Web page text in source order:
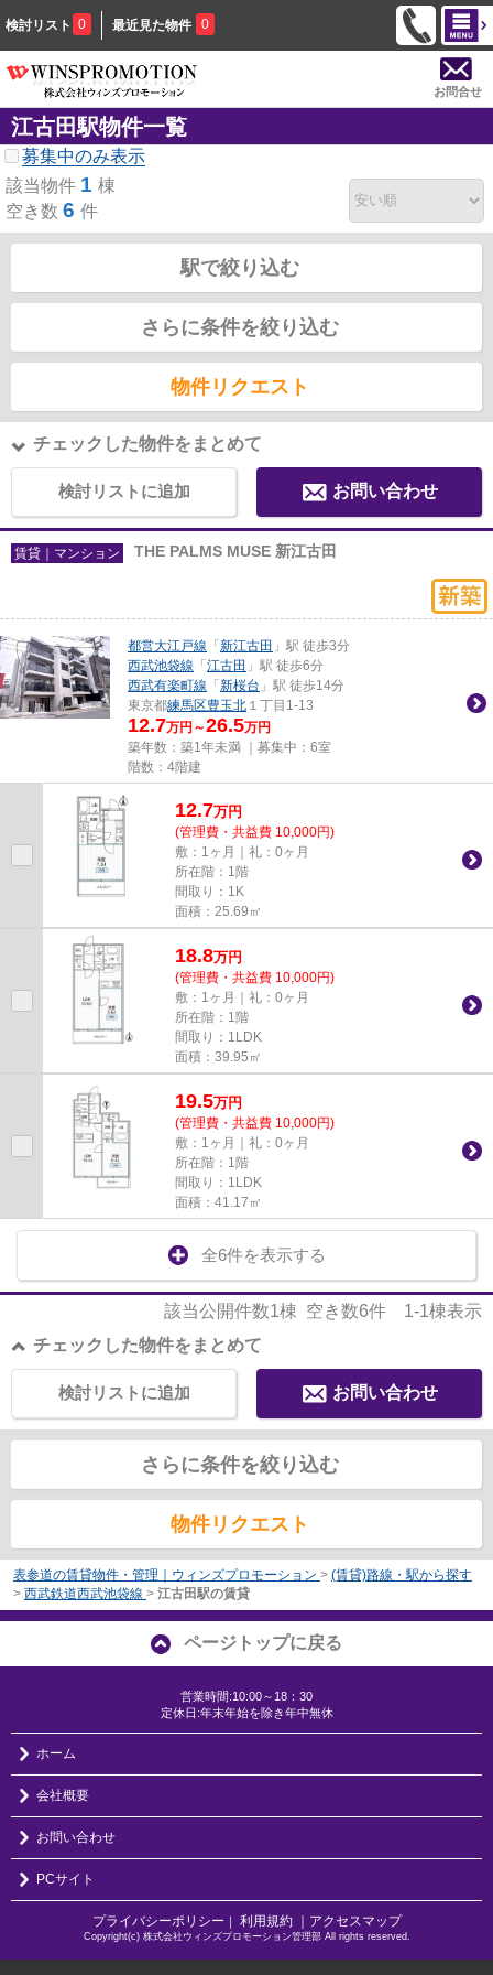
検討リスト 0 最近見た物件 0
お問合せ
江古田駅物件一覧
募集中のみ表示
該当物件 1 棟
空き数 6 件
駅で絞り込む
さらに条件を絞り込む
物件リクエスト
チェックした物件をまとめて
検討リストに追加 お問い合わせ
賃貸｜マンション THE PALMS MUSE 新江古田
都営大江戸線 「 新江古田 」駅 徒歩3分
西武池袋線 「 江古田 」駅 徒歩6分
西武有楽町線 「 新桜台 」駅 徒歩14分
東京都練馬区豊玉北 １丁目1-13
12.7万円～26.5万円
築年数：築1年未満 ｜募集中： 6室
階数：4階建
12.7万円
(管理費・共益費 10,000円)
敷：1ヶ月｜礼：0ヶ月
所在階：1階
間取り：1K
面積：25.69㎡
18.8万円
(管理費・共益費 10,000円)
敷：1ヶ月｜礼：0ヶ月
所在階：1階
間取り：1LDK
面積：39.95㎡
19.5万円
(管理費・共益費 10,000円)
敷：1ヶ月｜礼：0ヶ月
所在階：1階
間取り：1LDK
面積：41.17㎡
全6件を表示する
該当公開件数1棟 空き数6件 1-1棟表示
チェックした物件をまとめて
お問い合わせ
検討リストに追加
さらに条件を絞り込む
物件リクエスト
表参道の賃貸物件・管理｜ウィンズプロモーション > (賃貸)路線・駅から探す
> 西武鉄道西武池袋線 > 江古田駅の賃貸
ページトップに戻る
営業時間:10:00～18：30
定休日:年末年始を除き年中無休
ホーム
会社概要
お問い合わせ
PCサイト
プライバシーポリシー ｜ 利用規約 ｜アクセスマップ
Copyright(c) 株式会社ウィンズプロモーション管理部 All rights reserved.